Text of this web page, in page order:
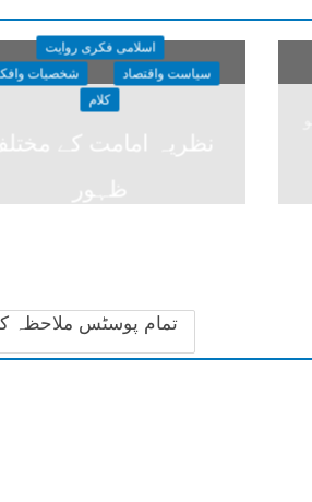
اسلامی فکری روایت
سیاست واقتصاد
شخصیات
کلام
نظریہ امامت کے
ظہور
تمام پوسٹس ملاحظہ